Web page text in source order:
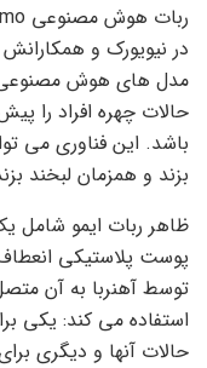
در نیویورک و
مدل های هوش مصنوعی
حالات چهره افراد را
بزند و همزمان لبخند
ظاهر ربات ایمو شامل
توسط آهنربا به آن
استفاده می کند: یکی
حالات آنها و دیگری